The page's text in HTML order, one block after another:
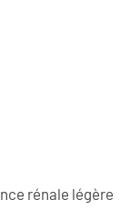
rénale légère